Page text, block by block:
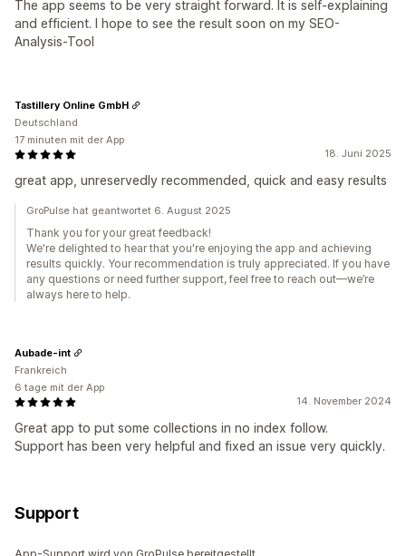
The app seems to be very straight forward. It is self-explaining
and efficient. I hope to see the result soon on my SEO-
Analysis-Tool
18. Juni 2025
great app, unreservedly recommended, quick and easy results
Tastillery Online GmbH
Deutschland
17 minuten mit der App
GroPulse hat geantwortet 6. August 2025
Thank you for your great feedback!
We're delighted to hear that you're enjoying the app and achieving
results quickly. Your recommendation is truly appreciated. If you have
any questions or need further support, feel free to reach out—we’re
always here to help.
14. November 2024
Great app to put some collections in no index follow.
Support has been very helpful and fixed an issue very quickly.
Aubade-int
Frankreich
6 tage mit der App
Support